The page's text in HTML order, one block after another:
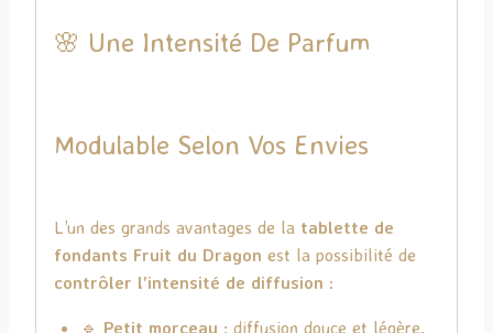
🌸 Une Intensité De Parfum
Modulable Selon Vos Envies
L’un des grands avantages de la tablette de
fondants Fruit du Dragon est la possibilité de
contrôler l’intensité de diffusion :
🔹 Petit morceau : diffusion douce et légère,